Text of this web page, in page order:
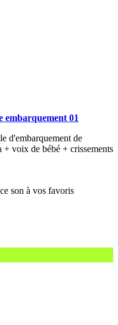
embarquement 01
d'embarquement de
voix de bébé + crissements